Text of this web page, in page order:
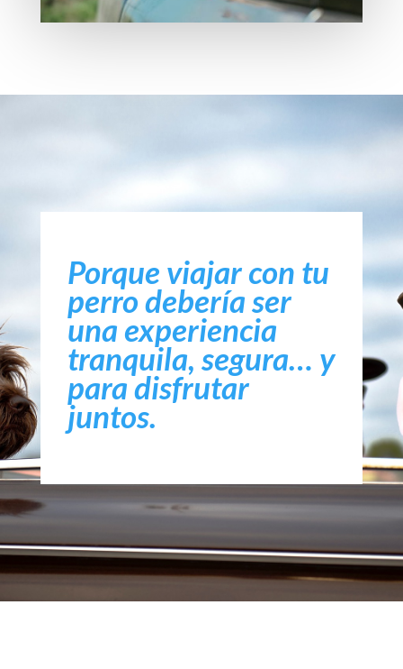
Porque viajar con tu
perro debería ser
una experiencia
tranquila, segura… y
para disfrutar
juntos.